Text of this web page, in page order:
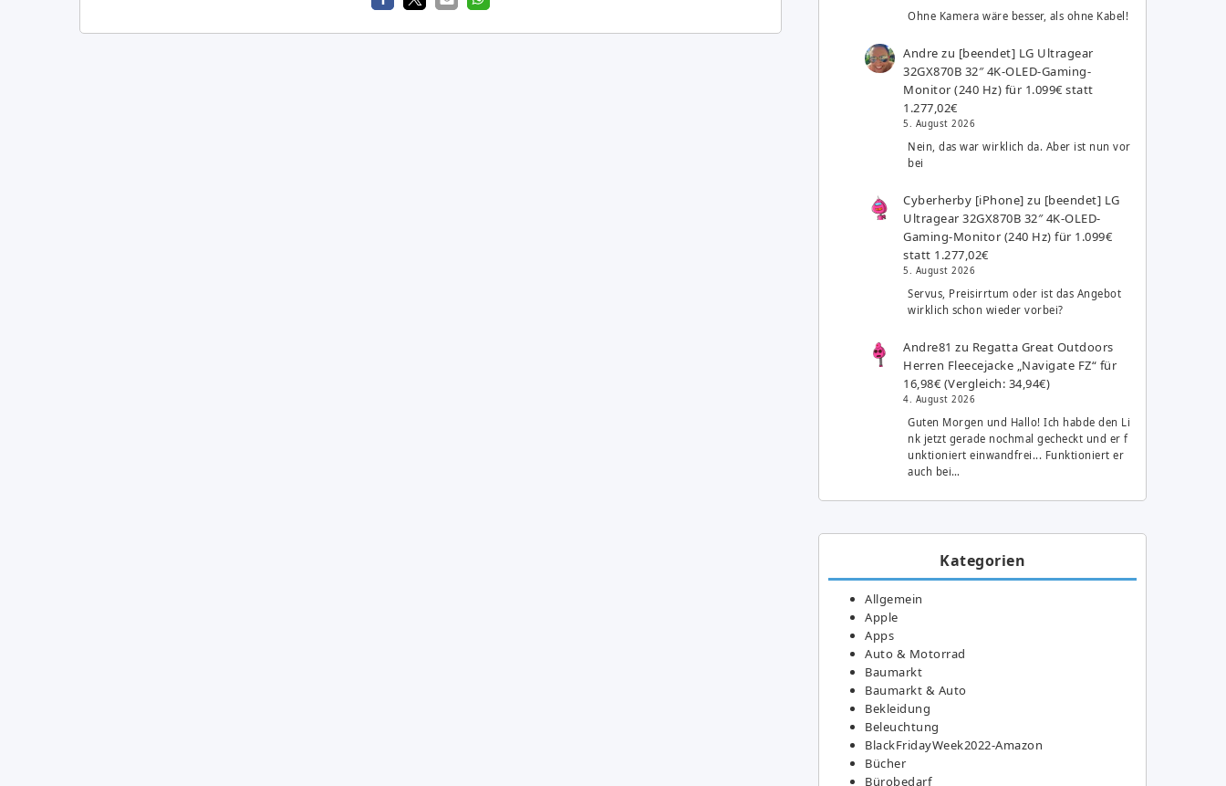
Ohne Kamera wäre besser, als ohne Kabel!
Andre zu [beendet] LG Ultragear
32GX870B 32″ 4K-OLED-Gaming-
Monitor (240 Hz) für 1.099€ statt
1.277,02€
5. August 2026
Nein, das war wirklich da. Aber ist nun vor
bei
Cyberherby [iPhone] zu [beendet] LG
Ultragear 32GX870B 32″ 4K-OLED-
Gaming-Monitor (240 Hz) für 1.099€
statt 1.277,02€
5. August 2026
Servus, Preisirrtum oder ist das Angebot
wirklich schon wieder vorbei?
Andre81 zu Regatta Great Outdoors
Herren Fleecejacke „Navigate FZ“ für
16,98€ (Vergleich: 34,94€)
4. August 2026
Guten Morgen und Hallo! Ich habde den Li
nk jetzt gerade nochmal gecheckt und er f
unktioniert einwandfrei... Funktioniert er
auch bei…
Kategorien
Allgemein
Apple
Apps
Auto & Motorrad
Baumarkt
Baumarkt & Auto
Bekleidung
Beleuchtung
BlackFridayWeek2022-Amazon
Bücher
Bürobedarf